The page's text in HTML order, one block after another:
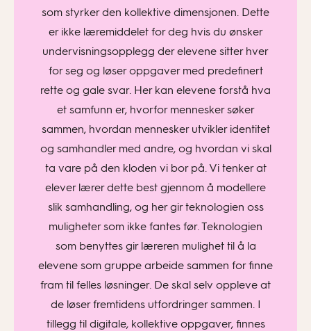
som styrker den kollektive dimensjonen. Dette
er ikke læremiddelet for deg hvis du ønsker
undervisningsopplegg der elevene sitter hver
for seg og løser oppgaver med predefinert
rette og gale svar. Her kan elevene forstå hva
et samfunn er, hvorfor mennesker søker
sammen, hvordan mennesker utvikler identitet
og samhandler med andre, og hvordan vi skal
ta vare på den kloden vi bor på. Vi tenker at
elever lærer dette best gjennom å modellere
slik samhandling, og her gir teknologien oss
muligheter som ikke fantes før. Teknologien
som benyttes gir læreren mulighet til å la
elevene som gruppe arbeide sammen for finne
fram til felles løsninger. De skal selv oppleve at
de løser fremtidens utfordringer sammen. I
tillegg til digitale, kollektive oppgaver, finnes